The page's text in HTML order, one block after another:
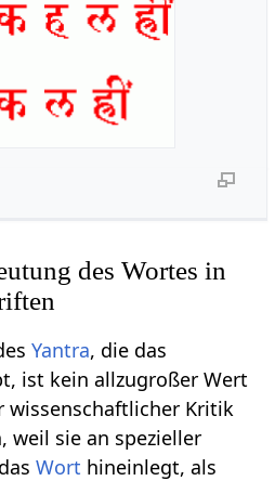
des Wortes in
Yantra, die das
ist kein allzugroßer Wert
wissenschaftlicher Kritik
weil sie an spezieller
Wort hineinlegt, als